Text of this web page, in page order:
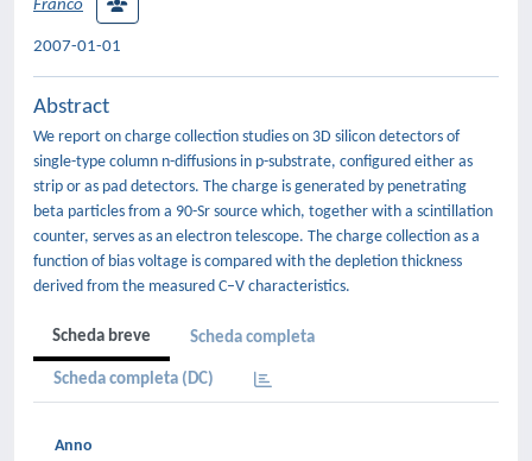
Franco
2007-01-01
Abstract
We report on charge collection studies on 3D silicon detectors of
single-type column n-diffusions in p-substrate, configured either as
strip or as pad detectors. The charge is generated by penetrating
beta particles from a 90-Sr source which, together with a scintillation
counter, serves as an electron telescope. The charge collection as a
function of bias voltage is compared with the depletion thickness
derived from the measured C–V characteristics.
Scheda breve Scheda completa
Scheda completa (DC)
Anno